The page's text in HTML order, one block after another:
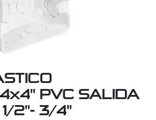
PVC SALIDA
2"- 3/4"